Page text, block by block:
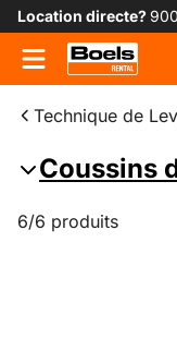
Location directe?
Technique de
Coussins
6/6 produits